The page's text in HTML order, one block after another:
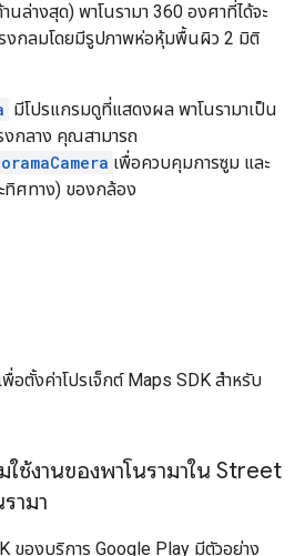
ล่างสุด) พาโนรามา 360 องศาที่ได้จะ
งกลมโดยมีรูปภาพห่อหุ้มพื้นผิว 2 มิติ
มีโปรแกรมดูที่แสดงผล พาโนรามาเป็น
กลาง คุณสามารถ
เพื่อควบคุมการซูม และ
ทิศทาง) ของกล้อง
พื่อตั้งค่าโปรเจ็กต์ Maps SDK สำหรับ
ช้งานของพาโนรามาใน Street
ามา
ของบริการ Google Play มีตัวอย่าง